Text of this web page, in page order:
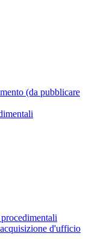
(da pubblicare
d'ufficio